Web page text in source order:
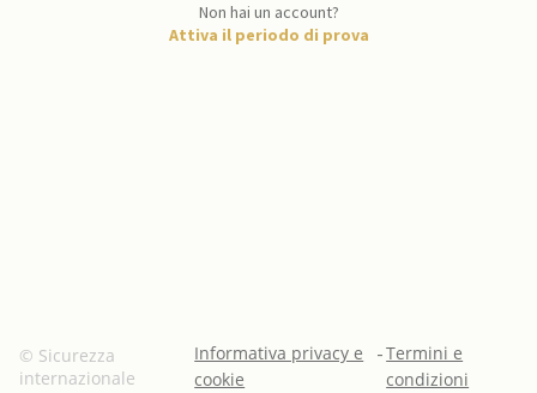
Non hai un account?
Attiva il periodo di prova
© Sicurezza
internazionale
Informativa privacy e
cookie
-Termini e
condizioni